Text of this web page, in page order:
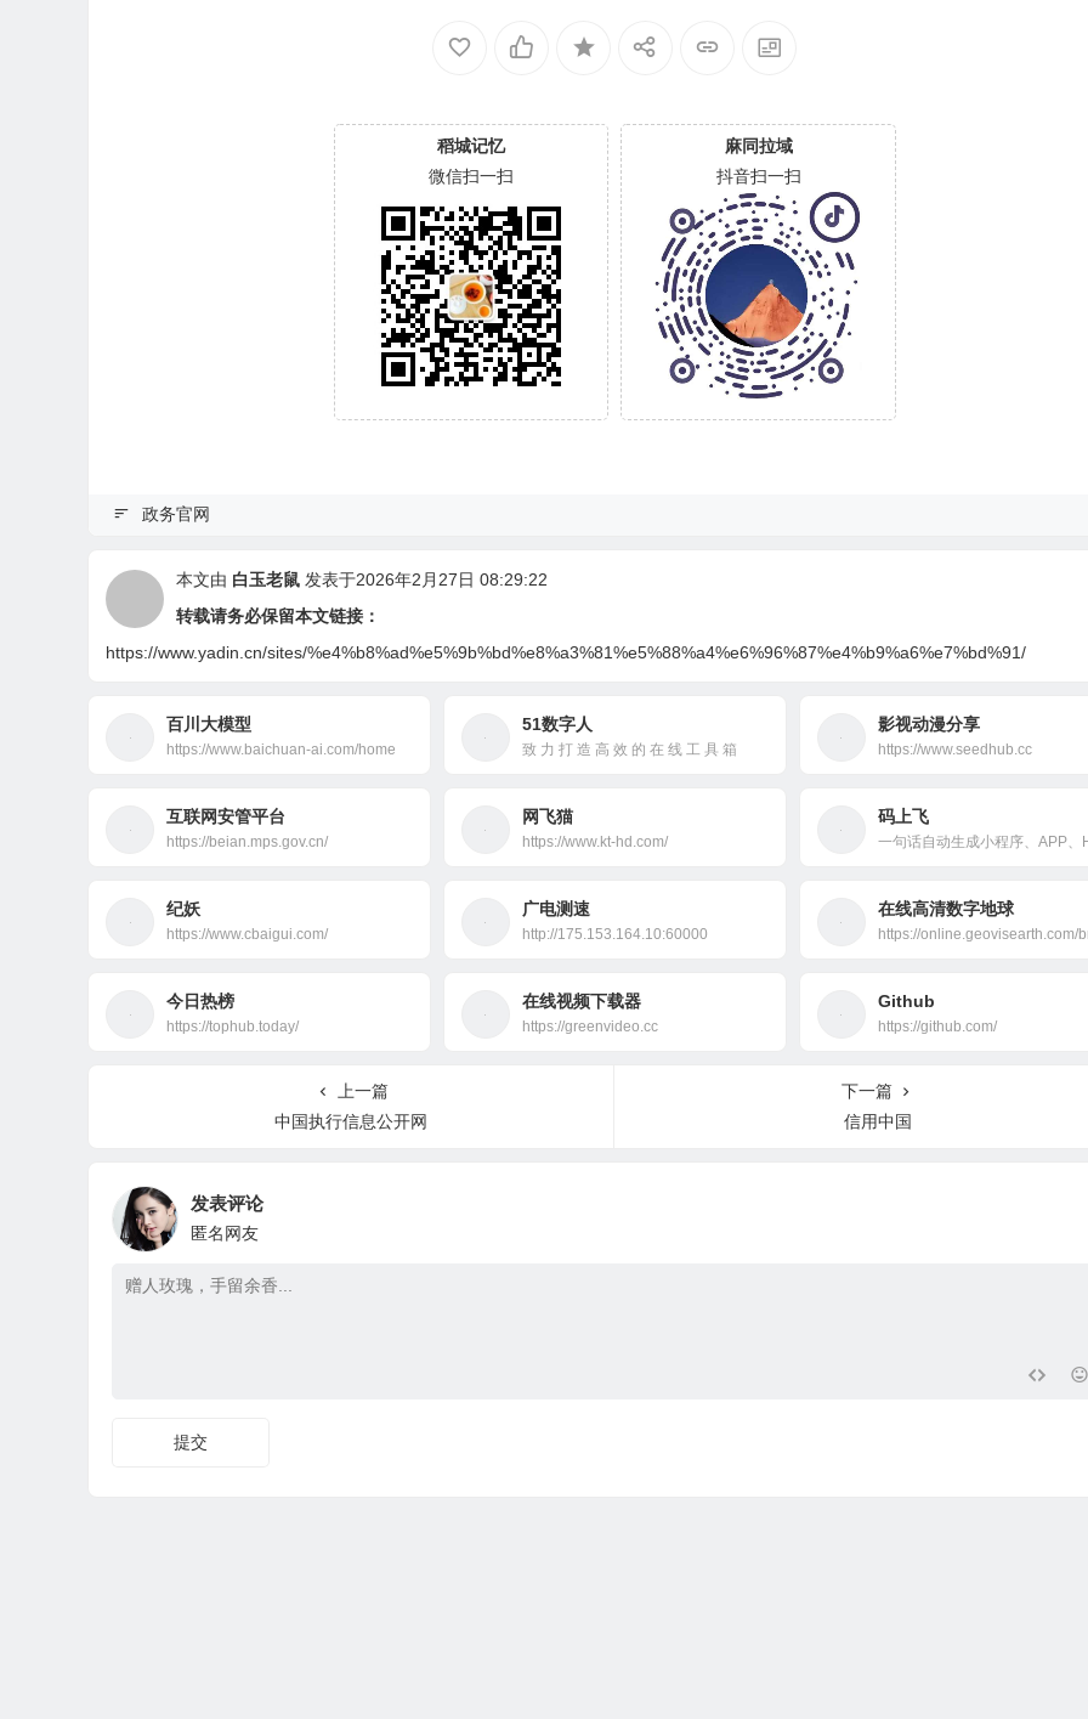
稻城记忆
微信扫一扫
麻同拉域
抖音扫一扫
政务官网
本文由 白玉老鼠 发表于2026年2月27日 08:29:22
转载请务必保留本文链接：
https://www.yadin.cn/sites/%e4%b8%ad%e5%9b%bd%e8%a3%81%e5%88%a4%e6%96%87%e4%b9%a6%e7%bd%91/
百川大模型
https://www.baichuan-ai.com/home
51数字人
致 力 打 造 高 效 的 在 线 工 具 箱
影视动漫分享
https://www.seedhub.cc
互联网安管平台
https://beian.mps.gov.cn/
网飞猫
https://www.kt-hd.com/
码上飞
纪妖
https://www.cbaigui.com/
广电测速
http://175.153.164.10:60000
在线高清数字地球
今日热榜
https://tophub.today/
在线视频下载器
https://greenvideo.cc
Github
https://github.com/
上一篇
中国执行信息公开网
下一篇
信用中国
发表评论
匿名网友
提交